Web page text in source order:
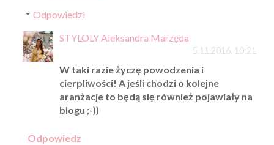
Odpowiedzi
STYLOLY Aleksandra Marzęda
5.11.2016, 10:21
W taki razie życzę powodzenia i
cierpliwości! A jeśli chodzi o kolejne
aranżacje to będą się również pojawiały na
blogu ;-))
Odpowiedz